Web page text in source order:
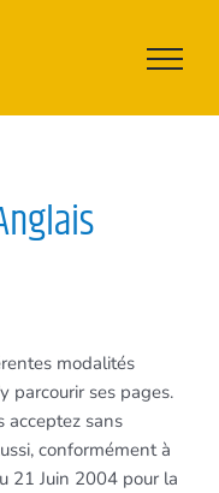
modalités
parcourir ses pages.
acceptez sans
conformément à
21 Juin 2004 pour la